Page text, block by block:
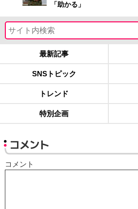
「助かる」
最新記事
SNSトピック
トレンド
特別企画
コメント
コメント